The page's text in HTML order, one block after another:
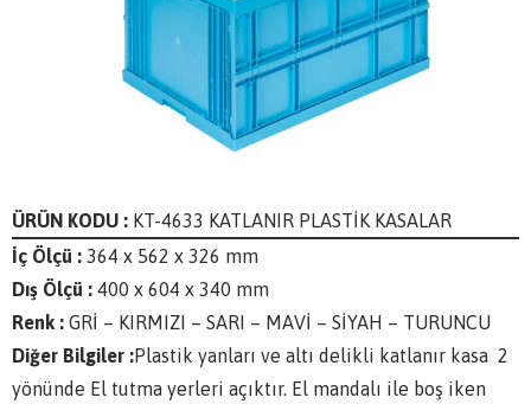
ÜRÜN KODU : KT-4633 KATLANIR PLASTİK KASALAR
İç Ölçü : 364 x 562 x 326 mm
Dış Ölçü : 400 x 604 x 340 mm
Renk : GRİ – KIRMIZI – SARI – MAVİ – SİYAH – TURUNCU
Diğer Bilgiler :Plastik yanları ve altı delikli katlanır kasa 2
yönünde El tutma yerleri açıktır. El mandalı ile boş iken